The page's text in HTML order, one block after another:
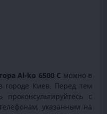
Al-ko 6500 С можно в
городе Киев. Перед тем
с
указанным на